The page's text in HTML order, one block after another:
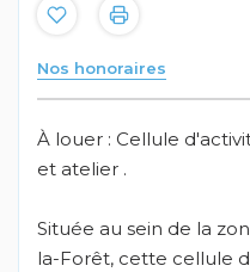
Nos honoraires
À louer : Cellule
et atelier .
Située au sein de la
la-Forêt, cette cellule